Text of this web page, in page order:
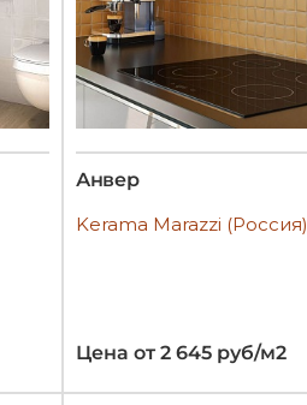
Анвер
Kerama Marazzi (Россия)
Цена от 2 645 руб/м2